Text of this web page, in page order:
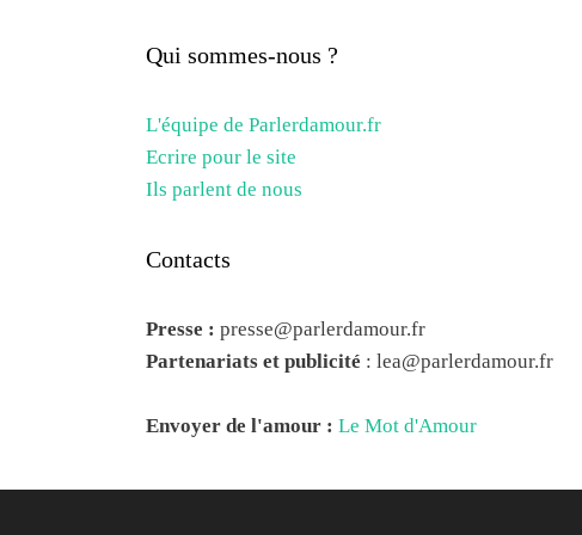
Qui sommes-nous ?
L'équipe de Parlerdamour.fr
Ecrire pour le site
Ils parlent de nous
Contacts
Presse : presse@parlerdamour.fr
Partenariats et publicité : lea@parlerdamour.fr
Envoyer de l'amour : Le Mot d'Amour